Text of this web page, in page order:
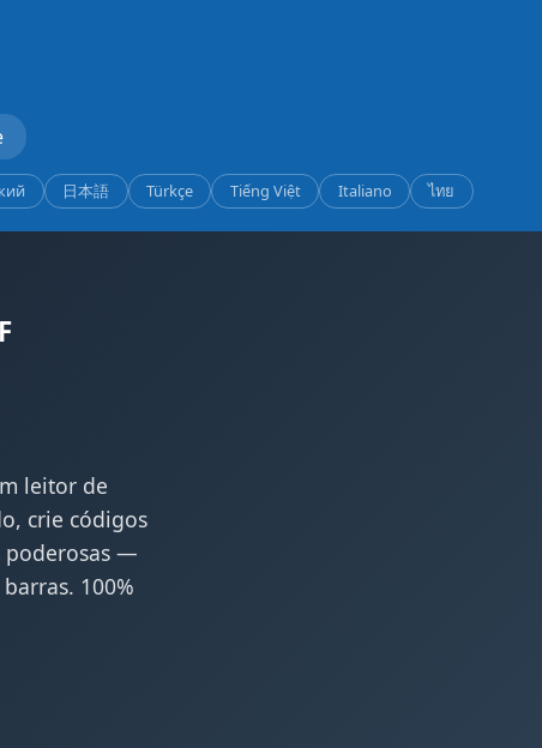
日本語 Türkçe Tiếng Việt Italiano ไทย
leitor de
crie códigos
poderosas —
100%